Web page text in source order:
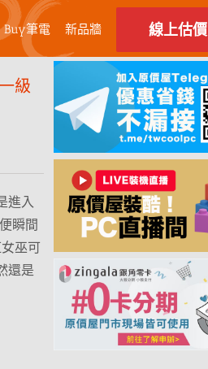
Buy筆電 新品牆 線上估價
級
進入
瞬間
巫可
還是